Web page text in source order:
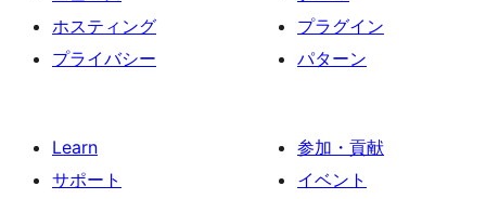
ホスティング
プライバシー
プラグイン
パターン
Learn
サポート
参加・貢献
イベント